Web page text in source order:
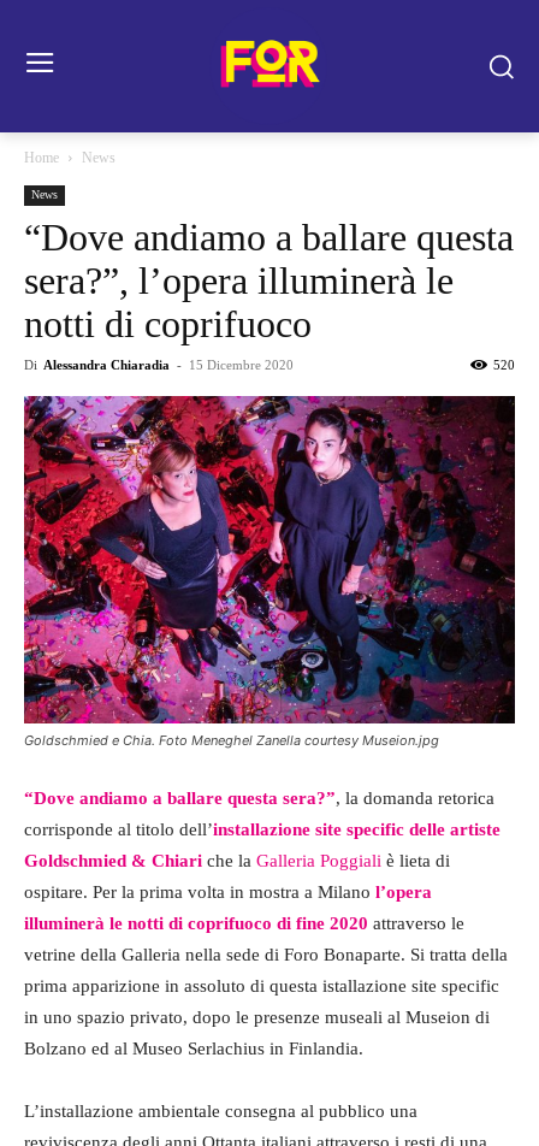
Home News
News
“Dove andiamo a ballare questa
sera?”, l’opera illuminerà le
notti di coprifuoco
Di Alessandra Chiaradia - 15 Dicembre 2020 520
Goldschmied e Chia. Foto Meneghel Zanella courtesy Museion.jpg
“Dove andiamo a ballare questa sera?”, la domanda retorica
corrisponde al titolo dell’installazione site specific delle artiste
Goldschmied & Chiari che la Galleria Poggiali è lieta di
ospitare. Per la prima volta in mostra a Milano l’opera
illuminerà le notti di coprifuoco di fine 2020 attraverso le
vetrine della Galleria nella sede di Foro Bonaparte. Si tratta della
prima apparizione in assoluto di questa istallazione site specific
in uno spazio privato, dopo le presenze museali al Museion di
Bolzano ed al Museo Serlachius in Finlandia.
L’installazione ambientale consegna al pubblico una